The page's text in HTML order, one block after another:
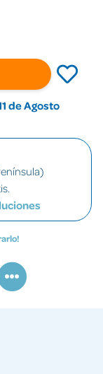
de Agosto